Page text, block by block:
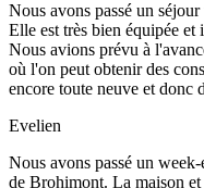
Nous avons passé un
Elle est très bien équipée et
Nous avions prévu à
où l'on peut obtenir des
encore toute neuve et donc
Evelien
Nous avons passé un
de Brohimont. La maison